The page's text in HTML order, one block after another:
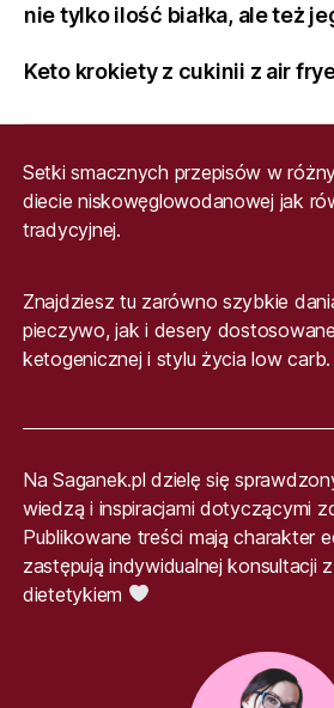
nie tylko ilość białka, ale też
Keto krokiety z cukinii z air
Setki smacznych przepisów w
diecie niskowęglowodanowej jak
tradycyjnej.
Znajdziesz tu zarówno szybkie
pieczywo, jak i desery
ketogenicznej i stylu życia low carb.
Na Saganek.pl dzielę się
wiedzą i inspiracjami dotyczącymi
Publikowane treści mają charakter
zastępują indywidualnej konsultacji
dietetykiem